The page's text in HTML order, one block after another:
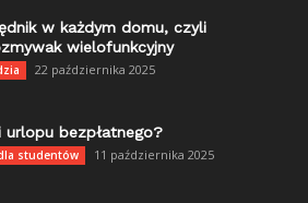
w każdym domu, czyli
wielofunkcyjny
22 października 2025
urlopu bezpłatnego?
studentów 11 października 2025